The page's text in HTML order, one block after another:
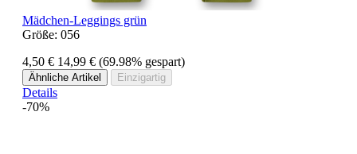
Mädchen-Leggings grün
Größe: 056
4,50 € 14,99 € (69.98% gespart)
Ähnliche Artikel Einzigartig
Details
-70%